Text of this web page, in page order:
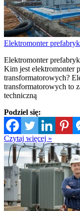
Elektromonter
Elektromonter
Kim jest elektromonter
transformatorowych?
transformatorowych to
techniczną
Podziel się:
Czytaj więcej »